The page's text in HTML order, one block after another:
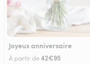
Joyeux anniversaire
À partir de42€95